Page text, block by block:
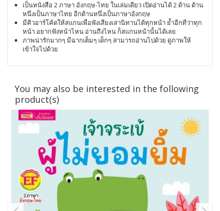
เป็นหนังสือ 2 ภาษา อังกฤษ-ไทย ในเล่มเดียว เปิดอ่านได้ 2 ด้าน ด้าน
หนึ่งเป็นภาษาไทย อีกด้านหนึ่งเป็นภาษาอังกฤษ
มีคิวอาร์โค้ดให้สแกนเพื่อฟังเสียงเล่านิทานได้ทุกหน้า ย้ำอีกทีว่าทุก
หน้า อยากฟังหน้าไหน อ่านถึงไหน ก็สแกนหน้านั้นได้เลย
ภาพน่ารักมากๆ มีฉากเต็มๆ เด็กๆ สามารถอ่านไปด้วย ดูภาพให้
เข้าใจไปด้วย
You may also be interested in the following
product(s)